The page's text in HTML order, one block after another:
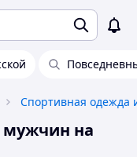
Спортивная одежда
на